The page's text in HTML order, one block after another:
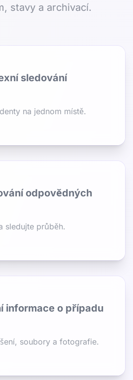
stavy a archivací.
sledování
na jednom místě.
odpovědných
sledujte průběh.
informace o případu
soubory a fotografie.